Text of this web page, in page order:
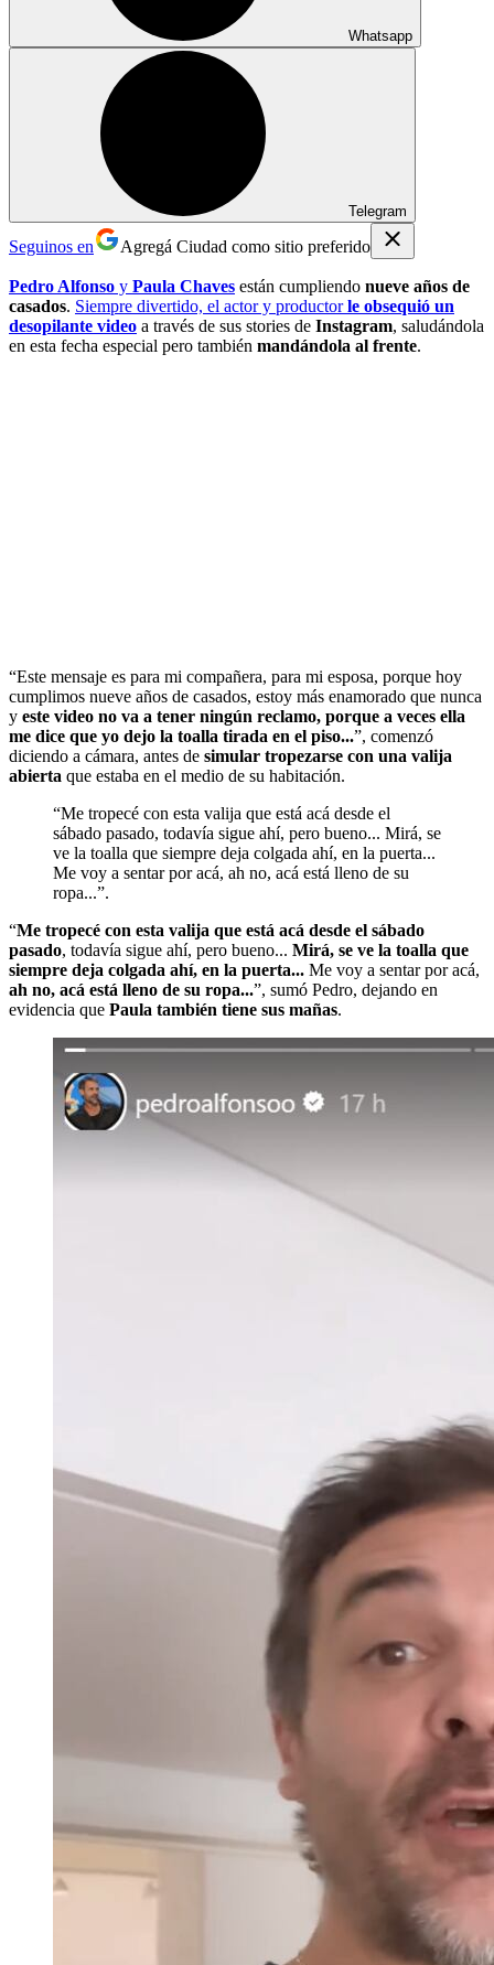
Whatsapp
Telegram
Seguinos en Agregá Ciudad como sitio preferido
Pedro Alfonso y Paula Chaves están cumpliendo nueve años de
casados. Siempre divertido, el actor y productorle obsequió un
desopilante video a través de sus stories de Instagram, saludándola
en esta fecha especial pero también mandándola al frente.
“Este mensaje es para mi compañera, para mi esposa, porque hoy
cumplimos nueve años de casados, estoy más enamorado que nunca
y este video no va a tener ningún reclamo, porque a veces ella
me dice que yo dejo la toalla tirada en el piso...”, comenzó
diciendo a cámara, antes de simular tropezarse con una valija
abierta que estaba en el medio de su habitación.
“Me tropecé con esta valija que está acá desde el
sábado pasado, todavía sigue ahí, pero bueno... Mirá, se
ve la toalla que siempre deja colgada ahí, en la puerta...
Me voy a sentar por acá, ah no, acá está lleno de su
ropa...”.
“Me tropecé con esta valija que está acá desde el sábado
pasado, todavía sigue ahí, pero bueno... Mirá, se ve la toalla que
siempre deja colgada ahí, en la puerta... Me voy a sentar por acá,
ah no, acá está lleno de su ropa...”, sumó Pedro, dejando en
evidencia que Paula también tiene sus mañas.